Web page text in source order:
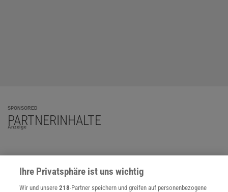
SPONSORED
PARTNERINHALTE
Anzeige
Ihre Privatsphäre ist uns wichtig
Wir und unsere218-Partner speichern und greifen auf personenbezogene